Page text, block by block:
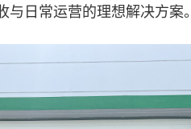
日常运营的理想解决方案。